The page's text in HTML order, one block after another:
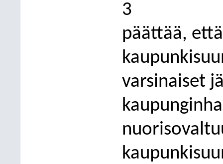
3
päättää, että
varsinaiset
kaupunkis